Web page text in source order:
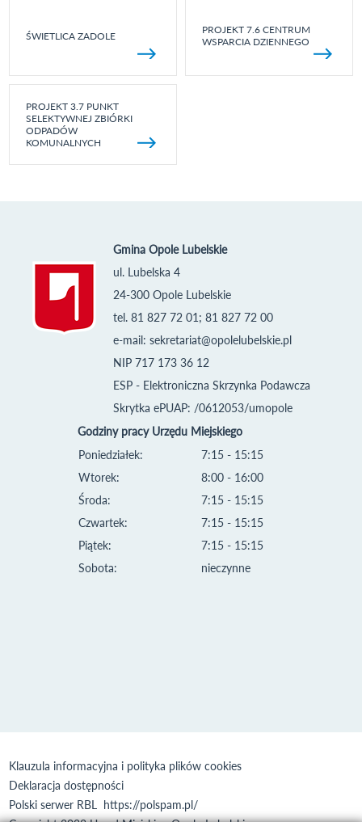
ŚWIETLICA ZADOLE
PROJEKT 7.6 CENTRUM
WSPARCIA DZIENNEGO
PROJEKT 3.7 PUNKT
SELEKTYWNEJ ZBIÓRKI
ODPADÓW
KOMUNALNYCH
Gmina Opole Lubelskie
ul. Lubelska 4
24-300 Opole Lubelskie
tel. 81 827 72 01; 81 827 72 00
e-mail: sekretariat@opolelubelskie.pl
NIP 717 173 36 12
ESP - Elektroniczna Skrzynka Podawcza
Skrytka ePUAP: /0612053/umopole
Godziny pracy Urzędu Miejskiego
Poniedziałek:
Wtorek:
Środa:
Czwartek:
Piątek:
Sobota:
7:15 - 15:15
8:00 - 16:00
7:15 - 15:15
7:15 - 15:15
7:15 - 15:15
nieczynne
Klauzula informacyjna i polityka plików cookies
Deklaracja dostępności
Polski serwer RBL https://polspam.pl/